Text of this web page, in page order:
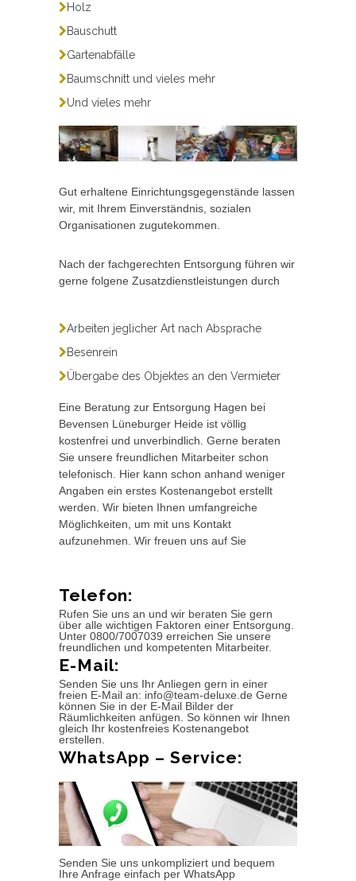
Holz
Bauschutt
Gartenabfälle
Baumschnitt und vieles mehr
Und vieles mehr
Gut erhaltene Einrichtungsgegenstände lassen
wir, mit Ihrem Einverständnis, sozialen
Organisationen zugutekommen.
Nach der fachgerechten Entsorgung führen wir
gerne folgene Zusatzdienstleistungen durch
Arbeiten jeglicher Art nach Absprache
Besenrein
Übergabe des Objektes an den Vermieter
Eine Beratung zur Entsorgung Hagen bei
Bevensen Lüneburger Heide ist völlig
kostenfrei und unverbindlich. Gerne beraten
Sie unsere freundlichen Mitarbeiter schon
telefonisch. Hier kann schon anhand weniger
Angaben ein erstes Kostenangebot erstellt
werden. Wir bieten Ihnen umfangreiche
Möglichkeiten, um mit uns Kontakt
aufzunehmen. Wir freuen uns auf Sie
Telefon:
Rufen Sie uns an und wir beraten Sie gern
über alle wichtigen Faktoren einer Entsorgung.
Unter 0800/7007039 erreichen Sie unsere
freundlichen und kompetenten Mitarbeiter.
E-Mail:
Senden Sie uns Ihr Anliegen gern in einer
freien E-Mail an: info@team-deluxe.de Gerne
können Sie in der E-Mail Bilder der
Räumlichkeiten anfügen. So können wir Ihnen
gleich Ihr kostenfreies Kostenangebot
erstellen.
WhatsApp – Service:
Senden Sie uns unkompliziert und bequem
Ihre Anfrage einfach per WhatsApp